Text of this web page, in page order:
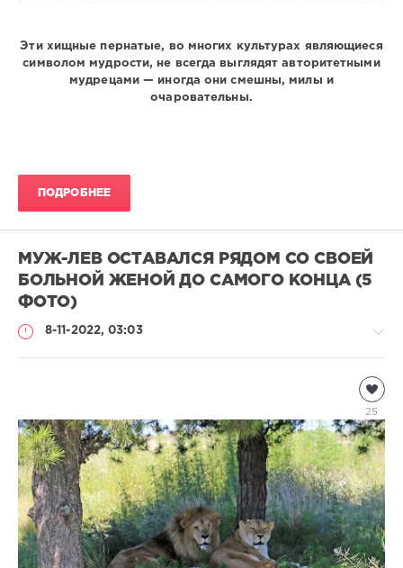
Эти хищные пернатые, во многих культурах являющиеся
символом мудрости, не всегда выглядят авторитетными
мудрецами — иногда они смешны, милы и
очаровательны.
ПОДРОБНЕЕ
МУЖ-ЛЕВ ОСТАВАЛСЯ РЯДОМ СО СВОЕЙ
БОЛЬНОЙ ЖЕНОЙ ДО САМОГО КОНЦА (5
ФОТО)
8-11-2022, 03:03
natalja
996
0
25